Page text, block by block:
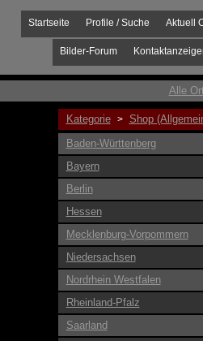
Aktuell
Profile / Suche
Startseite
Bilder-Forum
Alle
Kategorie > Shop
Baden-Württenberg
Bayern
Berlin
Hessen
Mecklenburg-Vorpommern
Niedersachsen
Nordrhein Westfalen
Rheinland-Pfalz
Saarland